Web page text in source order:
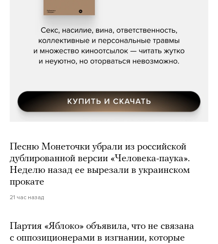
Сергей Кузнецов, «Мясорубка
Песню Монеточки убрали из российской
дублированной версии «Человека-паука».
Неделю назад ее вырезали в украинском
прокате
21 час назад
Партия «Яблоко» объявила, что не связана
с оппозиционерами в изгнании, которые